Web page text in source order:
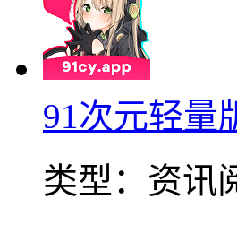
91次元轻量
类型： 资讯